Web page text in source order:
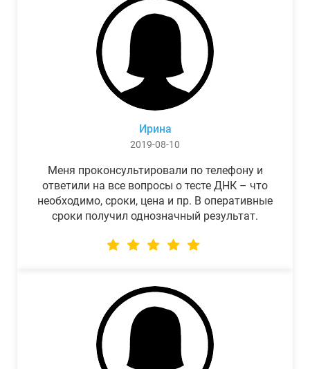
Ирина
2019-08-10
Меня проконсультировали по телефону и
ответили на все вопросы о тесте ДНК – что
необходимо, сроки, цена и пр. В оперативные
сроки получил однозначный результат.